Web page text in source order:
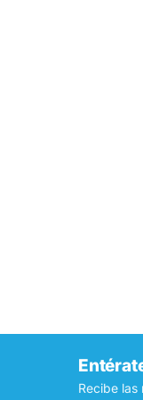
Recibe